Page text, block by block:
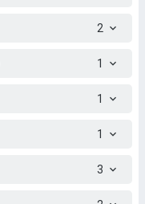
2
1
1
1
3